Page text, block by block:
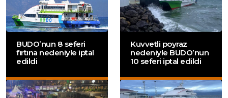
BUDO’nun 8 seferi
fırtına nedeniyle iptal
edildi
Kuvvetli poyraz
nedeniyle BUDO’nun
10 seferi iptal edildi